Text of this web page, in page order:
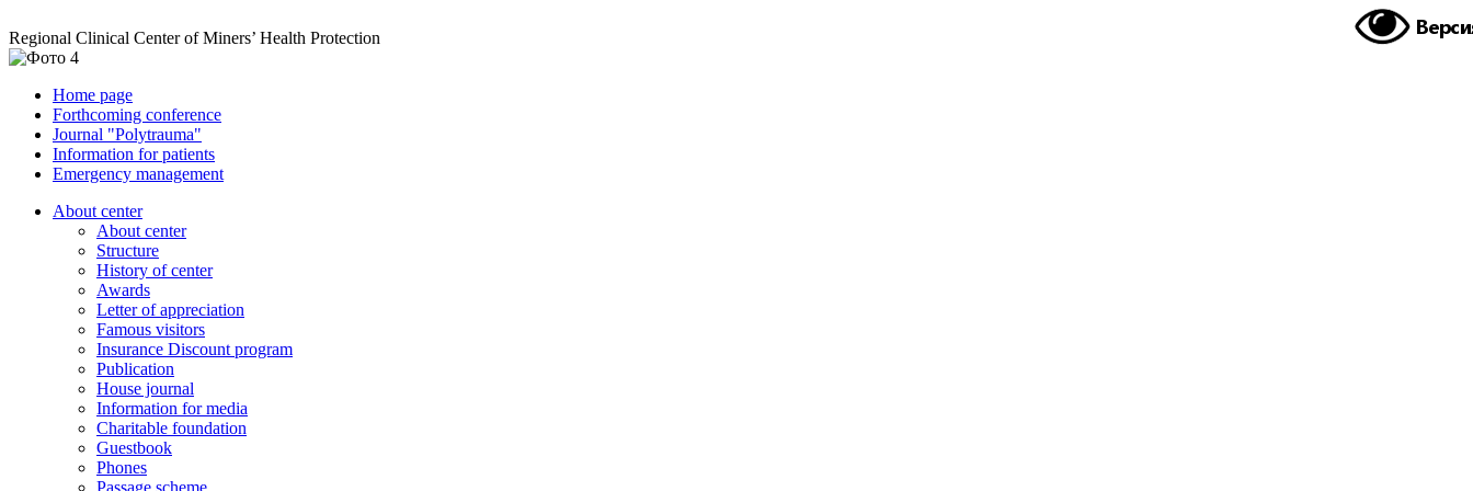
Regional Clinical Center of Miners’ Health Protection
Home page
Forthcoming conference
Journal "Polytrauma"
Information for patients
Emergency management
About center
About center
Structure
History of center
Awards
Letter of appreciation
Famous visitors
Insurance Discount program
Publication
House journal
Information for media
Charitable foundation
Guestbook
Phones
Passage scheme